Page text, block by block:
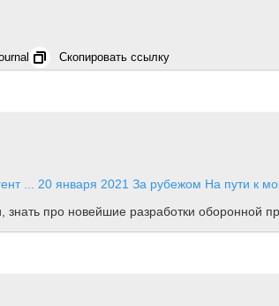
Скопировать ссылку
... 20 января 2021 За рубежом На пути к
знать про новейшие разработки